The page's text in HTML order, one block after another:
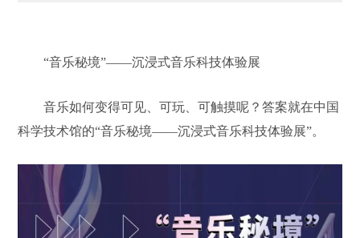
“音乐秘境”——沉浸式音乐科技体验展
音乐如何变得可见、可玩、可触摸呢？答案就在中国
科学技术馆的“音乐秘境——沉浸式音乐科技体验展”。